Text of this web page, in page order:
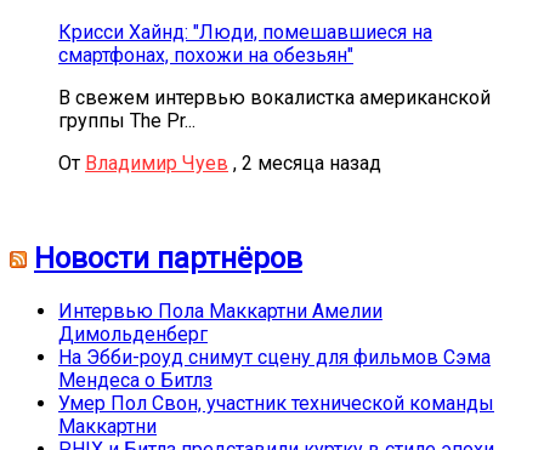
Крисси Хайнд: "Люди, помешавшиеся на
смартфонах, похожи на обезьян"
В свежем интервью вокалистка американской
группы The Pr...
От Владимир Чуев , 2 месяца назад
Новости партнёров
Интервью Пола Маккартни Амелии
Димольденберг
На Эбби-роуд снимут сцену для фильмов Сэма
Мендеса о Битлз
Умер Пол Свон, участник технической команды
Маккартни